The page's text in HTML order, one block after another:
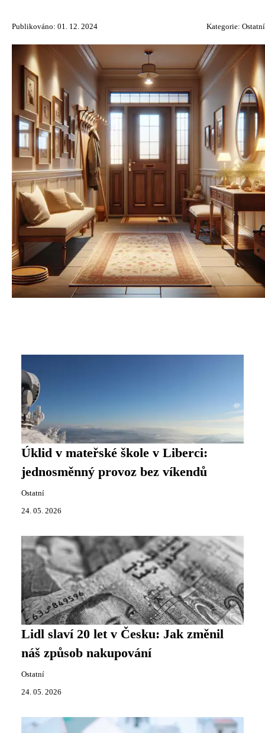
Publikováno: 01. 12. 2024 Kategorie: Ostatní
Úklid v mateřské škole v Liberci:
jednosměnný provoz bez víkendů
Ostatní
24. 05. 2026
Lidl slaví 20 let v Česku: Jak změnil
náš způsob nakupování
Ostatní
24. 05. 2026